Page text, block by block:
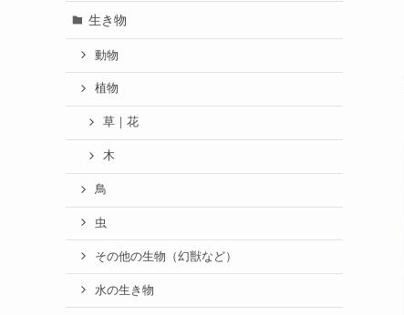
生き物
動物
植物
草｜花
木
鳥
虫
その他の生物（幻獣など）
水の生き物